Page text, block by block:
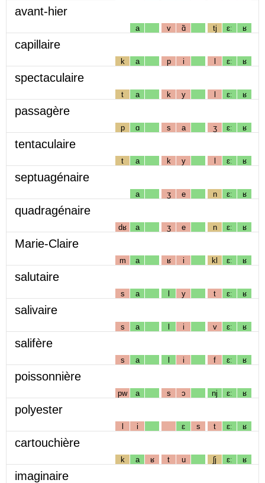
avant-hier
a v ɑ̃ tj ɛː ʁ
capillaire
k a p i l ɛː ʁ
spectaculaire
t a k y l ɛː ʁ
passagère
p ɑ s a ʒ ɛː ʁ
tentaculaire
t a k y l ɛː ʁ
septuagénaire
a ʒ e n ɛː ʁ
quadragénaire
dʁ a ʒ e n ɛː ʁ
Marie-Claire
m a ʁ i kl ɛː ʁ
salutaire
s a l y t ɛː ʁ
salivaire
s a l i v ɛː ʁ
salifère
s a l i f ɛː ʁ
poissonnière
pw a s ɔ nj ɛː ʁ
polyester
l i ɛ s t ɛː ʁ
cartouchière
k a ʁ t u ʃj ɛː ʁ
imaginaire